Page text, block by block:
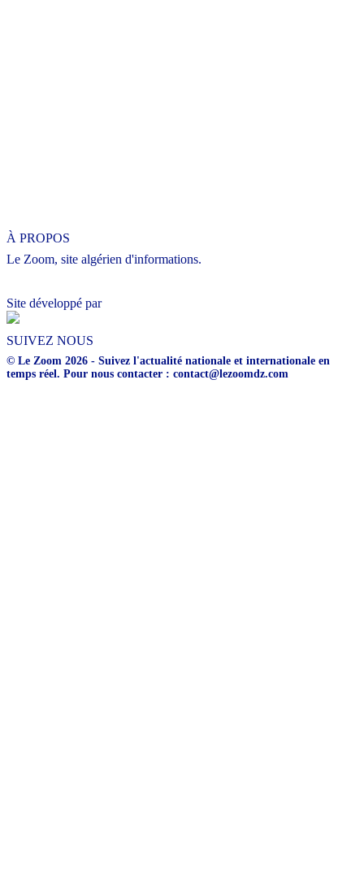
À PROPOS
Le Zoom, site algérien d'informations.
Site développé par
SUIVEZ NOUS
© Le Zoom 2026 - Suivez l'actualité nationale et internationale en
temps réel. Pour nous contacter : contact@lezoomdz.com